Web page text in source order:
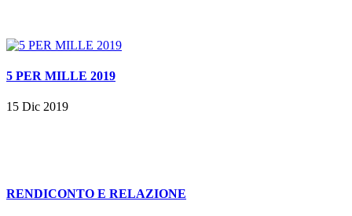
5 PER MILLE 2019
15 Dic 2019
RENDICONTO E RELAZIONE